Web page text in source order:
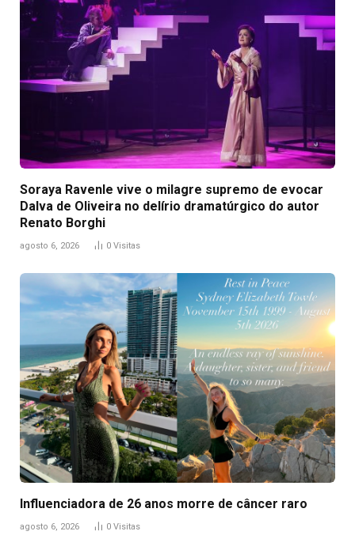
Soraya Ravenle vive o milagre supremo de evocar
Dalva de Oliveira no delírio dramatúrgico do autor
Renato Borghi
agosto 6, 2026 0 Visitas
Influenciadora de 26 anos morre de câncer raro
agosto 6, 2026 0 Visitas